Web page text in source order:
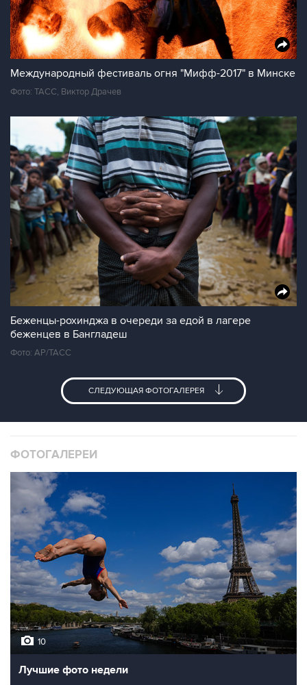
Международный фестиваль огня "Мифф-2017" в Минске
Фото: ТАСС, Виктор Драчев
Беженцы-рохинджа в очереди за едой в лагере
беженцев в Бангладеш
Фото: AP/ТАСС
СЛЕДУЮЩАЯ ФОТОГАЛЕРЕЯ
ФОТОГАЛЕРЕИ
10
Лучшие фото недели